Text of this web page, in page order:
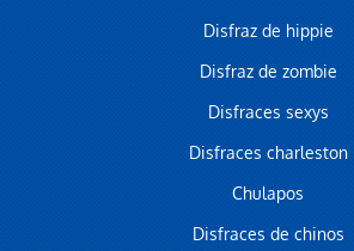
Disfraz de hippie
Disfraz de zombie
Disfraces sexys
Disfraces charleston
Chulapos
Disfraces de chinos